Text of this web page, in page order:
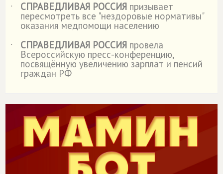
˙
СПРАВЕДЛИВАЯ РОССИЯ призывает
пересмотреть все "нездоровые нормативы"
оказания медпомощи населению
˙
СПРАВЕДЛИВАЯ РОССИЯ провела
Всероссийскую пресс-конференцию,
посвящённую увеличению зарплат и пенсий
граждан РФ